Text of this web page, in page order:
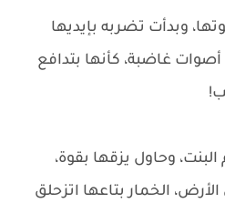
وبدأت تضربه بإيديها
غاضبة، كأنها بتدافع
وحاول يزقها بقوة،
الخمار بتاعها اتزحلق